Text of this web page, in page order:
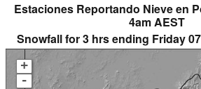
Estaciones Reportando Nieve en
4am AEST
Snowfall for 3 hrs ending Friday
+
-